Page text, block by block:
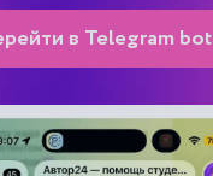
в Telegram bot